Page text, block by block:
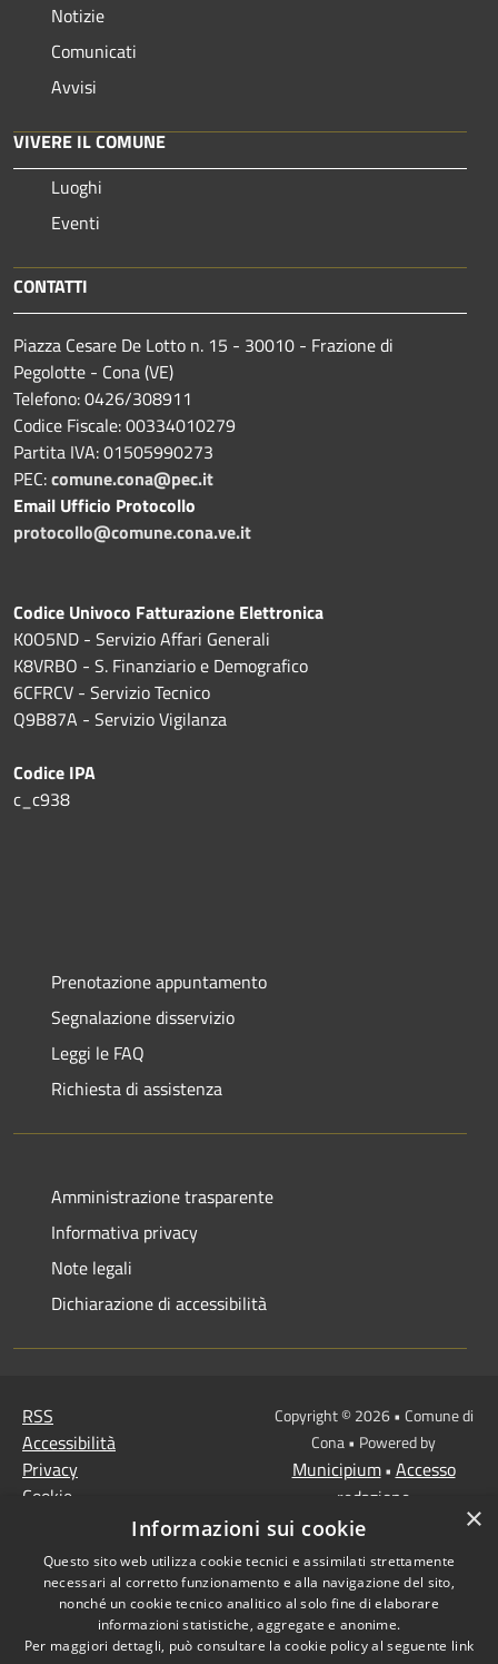
Notizie
Comunicati
Avvisi
VIVERE IL COMUNE
Luoghi
Eventi
CONTATTI
Piazza Cesare De Lotto n. 15 - 30010 - Frazione di
Pegolotte - Cona (VE)
Telefono: 0426/308911
Codice Fiscale: 00334010279
Partita IVA: 01505990273
PEC:comune.cona@pec.it
Email Ufficio Protocollo
protocollo@comune.cona.ve.it
Codice Univoco Fatturazione Elettronica
K0O5ND - Servizio Affari Generali
K8VRBO - S. Finanziario e Demografico
6CFRCV - Servizio Tecnico
Q9B87A - Servizio Vigilanza
Codice IPA
c_c938
Prenotazione appuntamento
Segnalazione disservizio
Leggi le FAQ
Richiesta di assistenza
Amministrazione trasparente
Informativa privacy
Note legali
Dichiarazione di accessibilità
RSS
Accessibilità
Privacy
Cookie
MISSIONE 2 Rivoluzione
verde e transizione
ecologica
Missione 1 -
Copyright © 2026 • Comune di
Cona • Powered by
Municipium• Accesso
redazione
×
Informazioni sui cookie
Questo sito web utilizza cookie tecnici e assimilati strettamente
necessari al corretto funzionamento e alla navigazione del sito,
nonché un cookie tecnico analitico al solo fine di elaborare
informazioni statistiche, aggregate e anonime.
Per maggiori dettagli, può consultare la cookie policy al seguente link